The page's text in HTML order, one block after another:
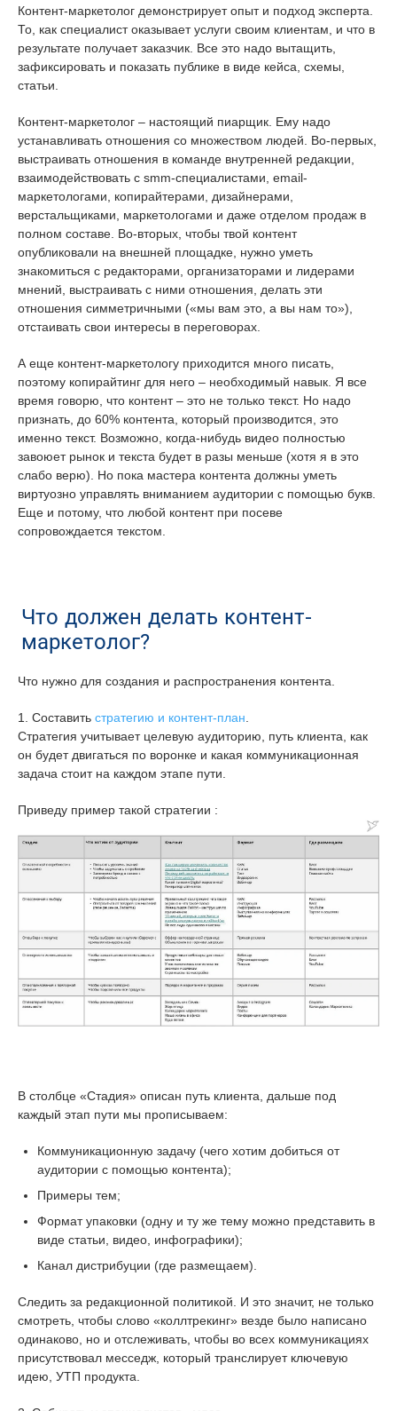
Контент-маркетолог демонстрирует опыт и подход эксперта.
То, как специалист оказывает услуги своим клиентам, и что в
результате получает заказчик. Все это надо вытащить,
зафиксировать и показать публике в виде кейса, схемы,
статьи.
Контент-маркетолог – настоящий пиарщик. Ему надо
устанавливать отношения со множеством людей. Во-первых,
выстраивать отношения в команде внутренней редакции,
взаимодействовать с smm-специалистами, email-
маркетологами, копирайтерами, дизайнерами,
верстальщиками, маркетологами и даже отделом продаж в
полном составе. Во-вторых, чтобы твой контент
опубликовали на внешней площадке, нужно уметь
знакомиться с редакторами, организаторами и лидерами
мнений, выстраивать с ними отношения, делать эти
отношения симметричными («мы вам это, а вы нам то»),
отстаивать свои интересы в переговорах.
А еще контент-маркетологу приходится много писать,
поэтому копирайтинг для него – необходимый навык. Я все
время говорю, что контент – это не только текст. Но надо
признать, до 60% контента, который производится, это
именно текст. Возможно, когда-нибудь видео полностью
завоюет рынок и текста будет в разы меньше (хотя я в это
слабо верю). Но пока мастера контента должны уметь
виртуозно управлять вниманием аудитории с помощью букв.
Еще и потому, что любой контент при посеве
сопровождается текстом.
Что должен делать контент-
маркетолог?
Что нужно для создания и распространения контента.
1. Составить стратегию и контент-план
Стратегия учитывает целевую аудиторию, путь клиента, как
он будет двигаться по воронке и какая коммуникационная
задача стоит на каждом этапе пути.
Приведу пример такой стратегии :
В столбце «Стадия» описан путь клиента, дальше под
каждый этап пути мы прописываем:
Коммуникационную задачу (чего хотим добиться от
аудитории с помощью контента);
Примеры тем;
Формат упаковки (одну и ту же тему можно представить в
виде статьи, видео, инфографики);
Канал дистрибуции (где размещаем).
Следить за редакционной политикой. И это значит, не только
смотреть, чтобы слово «коллтрекинг» везде было написано
одинаково, но и отслеживать, чтобы во всех коммуникациях
присутствовал месседж, который транслирует ключевую
идею, УТП продукта.